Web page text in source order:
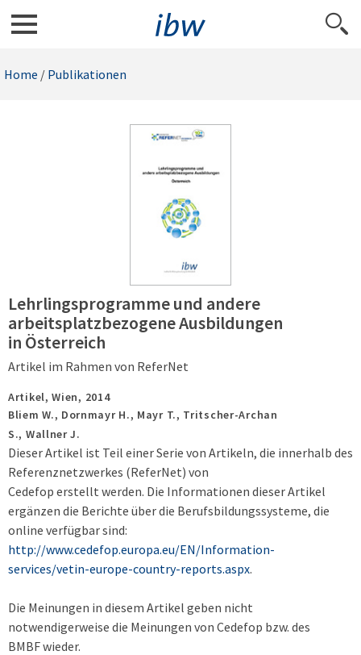
Home / Publikationen
Lehrlingsprogramme und andere
arbeitsplatzbezogene Ausbildungen
in Österreich
Artikel im Rahmen von ReferNet
Artikel,Wien, 2014
Bliem W., Dornmayr H., Mayr T., Tritscher-Archan
S., Wallner J.
Dieser Artikel ist Teil einer Serie von Artikeln, die innerhalb des
Referenznetzwerkes (ReferNet) von
Cedefop erstellt werden. Die Informationen dieser Artikel
ergänzen die Berichte über die Berufsbildungssysteme, die
online verfügbar sind:
http://www.cedefop.europa.eu/EN/Information-
services/vetin-europe-country-reports.aspx.
Die Meinungen in diesem Artikel geben nicht
notwendigerweise die Meinungen von Cedefop bzw. des
BMBF wieder.